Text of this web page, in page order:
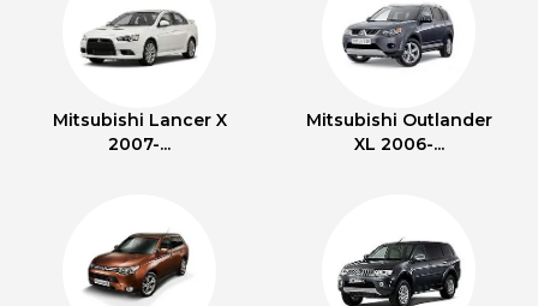
Mitsubishi Lancer X
2007-...
Mitsubishi Outlander
XL 2006-...